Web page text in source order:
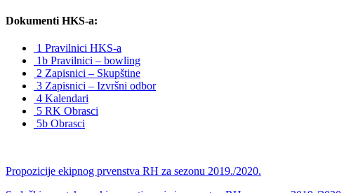
Dokumenti HKS-a:
1 Pravilnici HKS-a
1b Pravilnici – bowling
2 Zapisnici – Skupštine
3 Zapisnici – Izvršni odbor
4 Kalendari
5 RK Obrasci
5b Obrasci
Propozicije ekipnog prvenstva RH za sezonu 2019./2020.